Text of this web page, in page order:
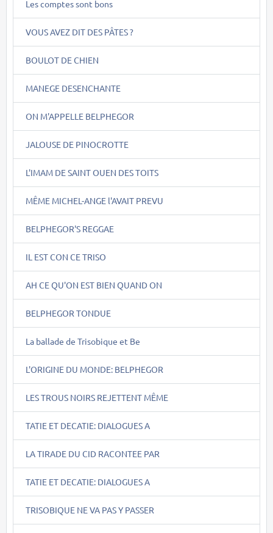
Les comptes sont bons
VOUS AVEZ DIT DES PÂTES ?
BOULOT DE CHIEN
MANEGE DESENCHANTE
ON M'APPELLE BELPHEGOR
JALOUSE DE PINOCROTTE
L'IMAM DE SAINT OUEN DES TOITS
MÊME MICHEL-ANGE l'AVAIT PREVU
BELPHEGOR'S REGGAE
IL EST CON CE TRISO
AH CE QU'ON EST BIEN QUAND ON
BELPHEGOR TONDUE
La ballade de Trisobique et Be
L'ORIGINE DU MONDE: BELPHEGOR
LES TROUS NOIRS REJETTENT MÊME
TATIE ET DECATIE: DIALOGUES A
LA TIRADE DU CID RACONTEE PAR
TATIE ET DECATIE: DIALOGUES A
TRISOBIQUE NE VA PAS Y PASSER